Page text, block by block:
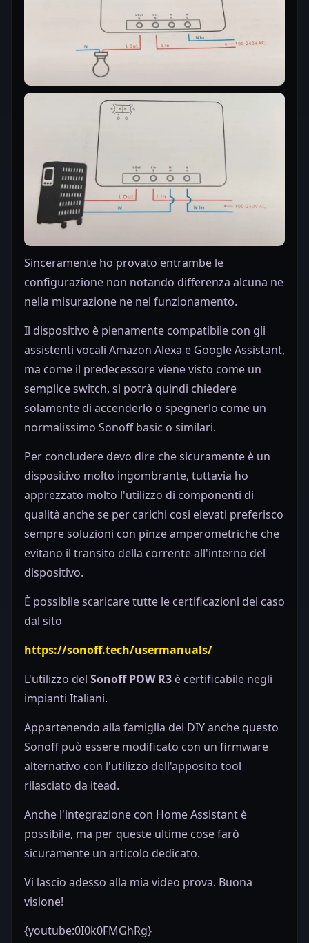
Sinceramente ho provato entrambe le
configurazione non notando differenza alcuna ne
nella misurazione ne nel funzionamento.
Il dispositivo è pienamente compatibile con gli
assistenti vocali Amazon Alexa e Google Assistant,
ma come il predecessore viene visto come un
semplice switch, si potrà quindi chiedere
solamente di accenderlo o spegnerlo come un
normalissimo Sonoff basic o similari.
Per concludere devo dire che sicuramente è un
dispositivo molto ingombrante, tuttavia ho
apprezzato molto l'utilizzo di componenti di
qualità anche se per carichi cosi elevati preferisco
sempre soluzioni con pinze amperometriche che
evitano il transito della corrente all'interno del
dispositivo.
È possibile scaricare tutte le certificazioni del caso
dal sito
https://sonoff.tech/usermanuals/
L'utilizzo del Sonoff POW R3 è certificabile negli
impianti Italiani.
Appartenendo alla famiglia dei DIY anche questo
Sonoff può essere modificato con un firmware
alternativo con l'utilizzo dell'apposito tool
rilasciato da itead.
Anche l'integrazione con Home Assistant è
possibile, ma per queste ultime cose farò
sicuramente un articolo dedicato.
Vi lascio adesso alla mia video prova. Buona
visione!
{youtube:0I0k0FMGhRg}